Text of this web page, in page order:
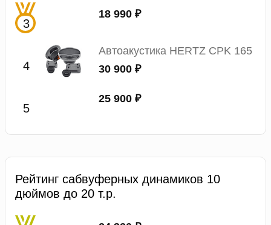
18 990 ₽
Автоакустика HERTZ CPK 165
30 900 ₽
25 900 ₽
Рейтинг сабвуферных динамиков 10
дюймов до 20 т.р.